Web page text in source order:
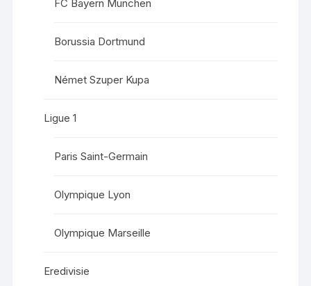
FC Bayern München
Borussia Dortmund
Német Szuper Kupa
Ligue 1
Paris Saint-Germain
Olympique Lyon
Olympique Marseille
Eredivisie